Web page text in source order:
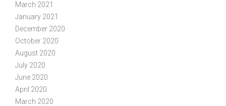
March 2021
January 2021
December 2020
October 2020
August 2020
July 2020
June 2020
April 2020
March 2020